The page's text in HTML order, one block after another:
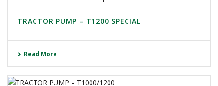
TRACTOR PUMP – T1200 SPECIAL
Read More